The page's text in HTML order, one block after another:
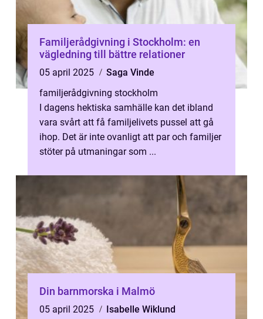
Familjerådgivning i Stockholm: en
vägledning till bättre relationer
05 april 2025
Saga Vinde
familjerådgivning stockholm
I dagens hektiska samhälle kan det ibland
vara svårt att få familjelivets pussel att gå
ihop. Det är inte ovanligt att par och familjer
stöter på utmaningar som ...
Din barnmorska i Malmö
05 april 2025 Isabelle Wiklund